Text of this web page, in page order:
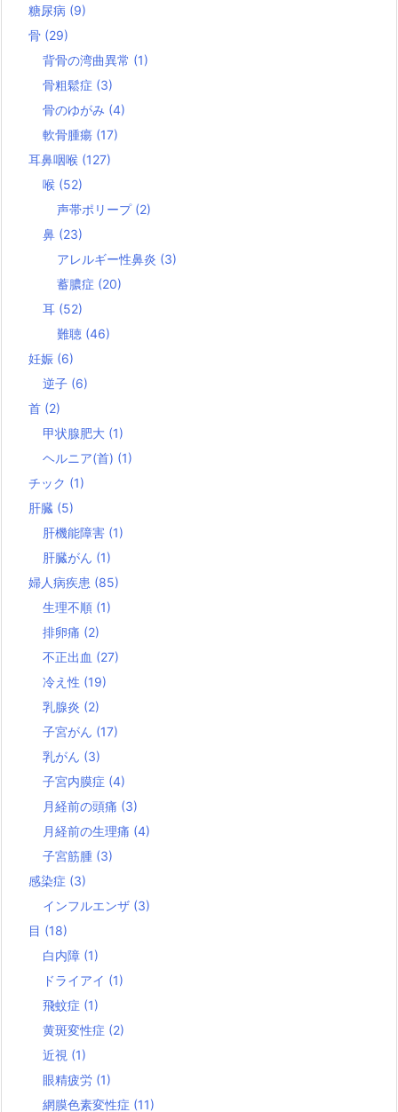
糖尿病 (9)
骨 (29)
背骨の湾曲異常 (1)
骨粗鬆症 (3)
骨のゆがみ (4)
軟骨腫瘍 (17)
耳鼻咽喉 (127)
喉 (52)
声帯ポリープ (2)
鼻 (23)
アレルギー性鼻炎 (3)
蓄膿症 (20)
耳 (52)
難聴 (46)
妊娠 (6)
逆子 (6)
首 (2)
甲状腺肥大 (1)
ヘルニア(首) (1)
チック (1)
肝臓 (5)
肝機能障害 (1)
肝臓がん (1)
婦人病疾患 (85)
生理不順 (1)
排卵痛 (2)
不正出血 (27)
冷え性 (19)
乳腺炎 (2)
子宮がん (17)
乳がん (3)
子宮内膜症 (4)
月経前の頭痛 (3)
月経前の生理痛 (4)
子宮筋腫 (3)
感染症 (3)
インフルエンザ (3)
目 (18)
白内障 (1)
ドライアイ (1)
飛蚊症 (1)
黄斑変性症 (2)
近視 (1)
眼精疲労 (1)
網膜色素変性症 (11)